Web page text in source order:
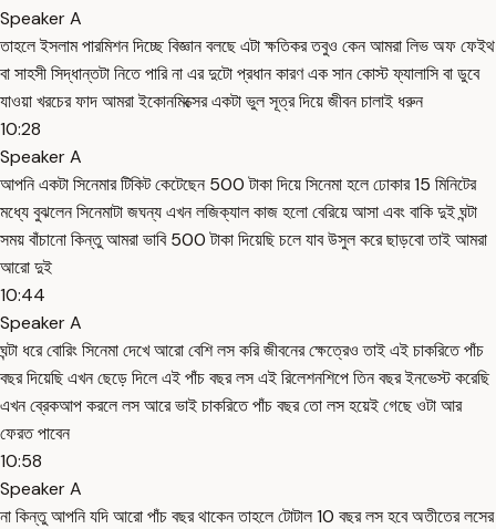
Speaker A
তাহলে ইসলাম পারমিশন দিচ্ছে বিজ্ঞান বলছে এটা ক্ষতিকর তবুও কেন আমরা লিভ অফ ফেইথ
বা সাহসী সিদ্ধান্তটা নিতে পারি না এর দুটো প্রধান কারণ এক সান কোস্ট ফ্যালাসি বা ডুবে
যাওয়া খরচের ফাদ আমরা ইকোনমিক্সের একটা ভুল সূত্র দিয়ে জীবন চালাই ধরুন
10:28
Speaker A
আপনি একটা সিনেমার টিকিট কেটেছেন 500 টাকা দিয়ে সিনেমা হলে ঢোকার 15 মিনিটের
মধ্যে বুঝলেন সিনেমাটা জঘন্য এখন লজিক্যাল কাজ হলো বেরিয়ে আসা এবং বাকি দুই ঘন্টা
সময় বাঁচানো কিন্তু আমরা ভাবি 500 টাকা দিয়েছি চলে যাব উসুল করে ছাড়বো তাই আমরা
আরো দুই
10:44
Speaker A
ঘন্টা ধরে বোরিং সিনেমা দেখে আরো বেশি লস করি জীবনের ক্ষেত্রেও তাই এই চাকরিতে পাঁচ
বছর দিয়েছি এখন ছেড়ে দিলে এই পাঁচ বছর লস এই রিলেশনশিপে তিন বছর ইনভেস্ট করেছি
এখন ব্রেকআপ করলে লস আরে ভাই চাকরিতে পাঁচ বছর তো লস হয়েই গেছে ওটা আর
ফেরত পাবেন
10:58
Speaker A
না কিন্তু আপনি যদি আরো পাঁচ বছর থাকেন তাহলে টোটাল 10 বছর লস হবে অতীতের লসের